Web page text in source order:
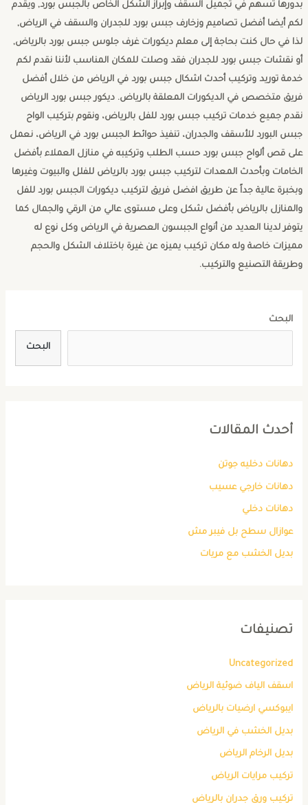
البحث
البحث
أحدث المقالات
دهانات دخليه جوتن
دهانات خارجي عسيب
دهانات دخلي
عوازال سطح بل فيبر مش
بديل الخشب مع مريات
تصنيفات
Uncategorized
اسقف الياف ضوئية الرياض
ايبوكسي ارضيات بالرياض
بديل الخشب في الرياض
بديل الرخام الرياض
تركيب مرايات الرياض
تركيب ورق جدران بالرياض
بدورها تسهم في تجميل السقف وإبراز الشكل الخاص بالجبس بورد, ويقدم
لكم أيضا أفضل تصاميم وزخارف جبس بورد للجدران والسقف في الرياض,
لذا في حال كنت بحاجة إلى معلم ديكورات غرف جلوس جبس بورد بالرياض,
أو نقشات جبس بورد للجدران فقد وصلت للمكان المناسب لأننا نقدم لكم
خدمة توريد وتركيب أحدث اشكال جبس بورد في الرياض من خلال أفضل
فريق متخصص في الديكورات المعلقة بالرياض. ديكور جبس بورد الرياض
نقدم جميع خدمات تركيب جبس بورد للفل بالرياض، ونقوم بتركيب الواح
جبس البورد للأسقف والجدران، تنفيذ حوائط الجبس بورد في الرياض، نعمل
على قص ألواح جبس بورد حسب الطلب وتركيبه في منازل العملاء بأفضل
الخامات وبأحدث المعدات لتركيب جبس بورد بالرياض للفلل والبيوت وغيرها
وبخبرة عالية جداً عن طريق افضل فريق لتركيب ديكورات الجبس بورد للفل
والمنازل بالرياض بأفضل شكل وعلى مستوى عالي من الرقي والجمال كما
يتوفر لدينا العديد من أنواع الجبسون العصرية في الرياض وكل نوع له
مميزات خاصة وله مكان تركيب يميزه عن غيرة باختلاف الشكل والحجم
وطريقة التصنيع والتركيب.